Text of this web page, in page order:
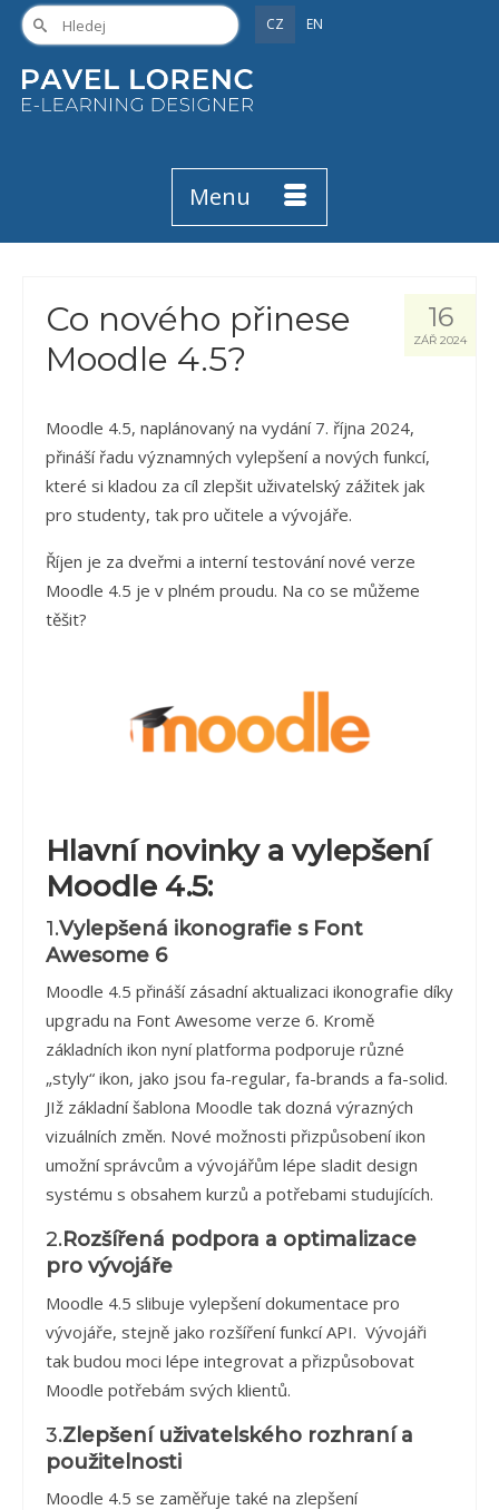
CZ EN
Menu
16
ZÁŘ 2024
Co nového přinese
Moodle 4.5?
Moodle 4.5, naplánovaný na vydání 7. října 2024,
přináší řadu významných vylepšení a nových funkcí,
které si kladou za cíl zlepšit uživatelský zážitek jak
pro studenty, tak pro učitele a vývojáře.
Říjen je za dveřmi a interní testování nové verze
Moodle 4.5 je v plném proudu. Na co se můžeme
těšit?
Hlavní novinky a vylepšení
Moodle 4.5:
1.Vylepšená ikonografie s Font
Awesome 6
Moodle 4.5 přináší zásadní aktualizaci ikonografie díky
upgradu na Font Awesome verze 6. Kromě
základních ikon nyní platforma podporuje různé
„styly“ ikon, jako jsou fa-regular, fa-brands a fa-solid.
JIž základní šablona Moodle tak dozná výrazných
vizuálních změn. Nové možnosti přizpůsobení ikon
umožní správcům a vývojářům lépe sladit design
systému s obsahem kurzů a potřebami studujících.
2.Rozšířená podpora a optimalizace
pro vývojáře
Moodle 4.5 slibuje vylepšení dokumentace pro
vývojáře, stejně jako rozšíření funkcí API. Vývojáři
tak budou moci lépe integrovat a přizpůsobovat
Moodle potřebám svých klientů.
3.Zlepšení uživatelského rozhraní a
použitelnosti
Moodle 4.5 se zaměřuje také na zlepšení